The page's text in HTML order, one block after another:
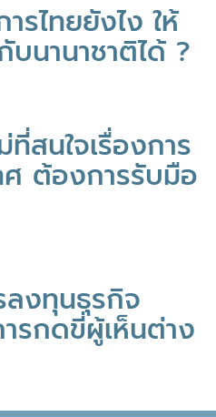
รไทยยังไง ให้
นานาชาติได้ ?
ที่สนใจเรื่องการ
ศ ต้องการรับมือ
ลงทุนธุรกิจ
รกดขี่ผู้เห็นต่าง